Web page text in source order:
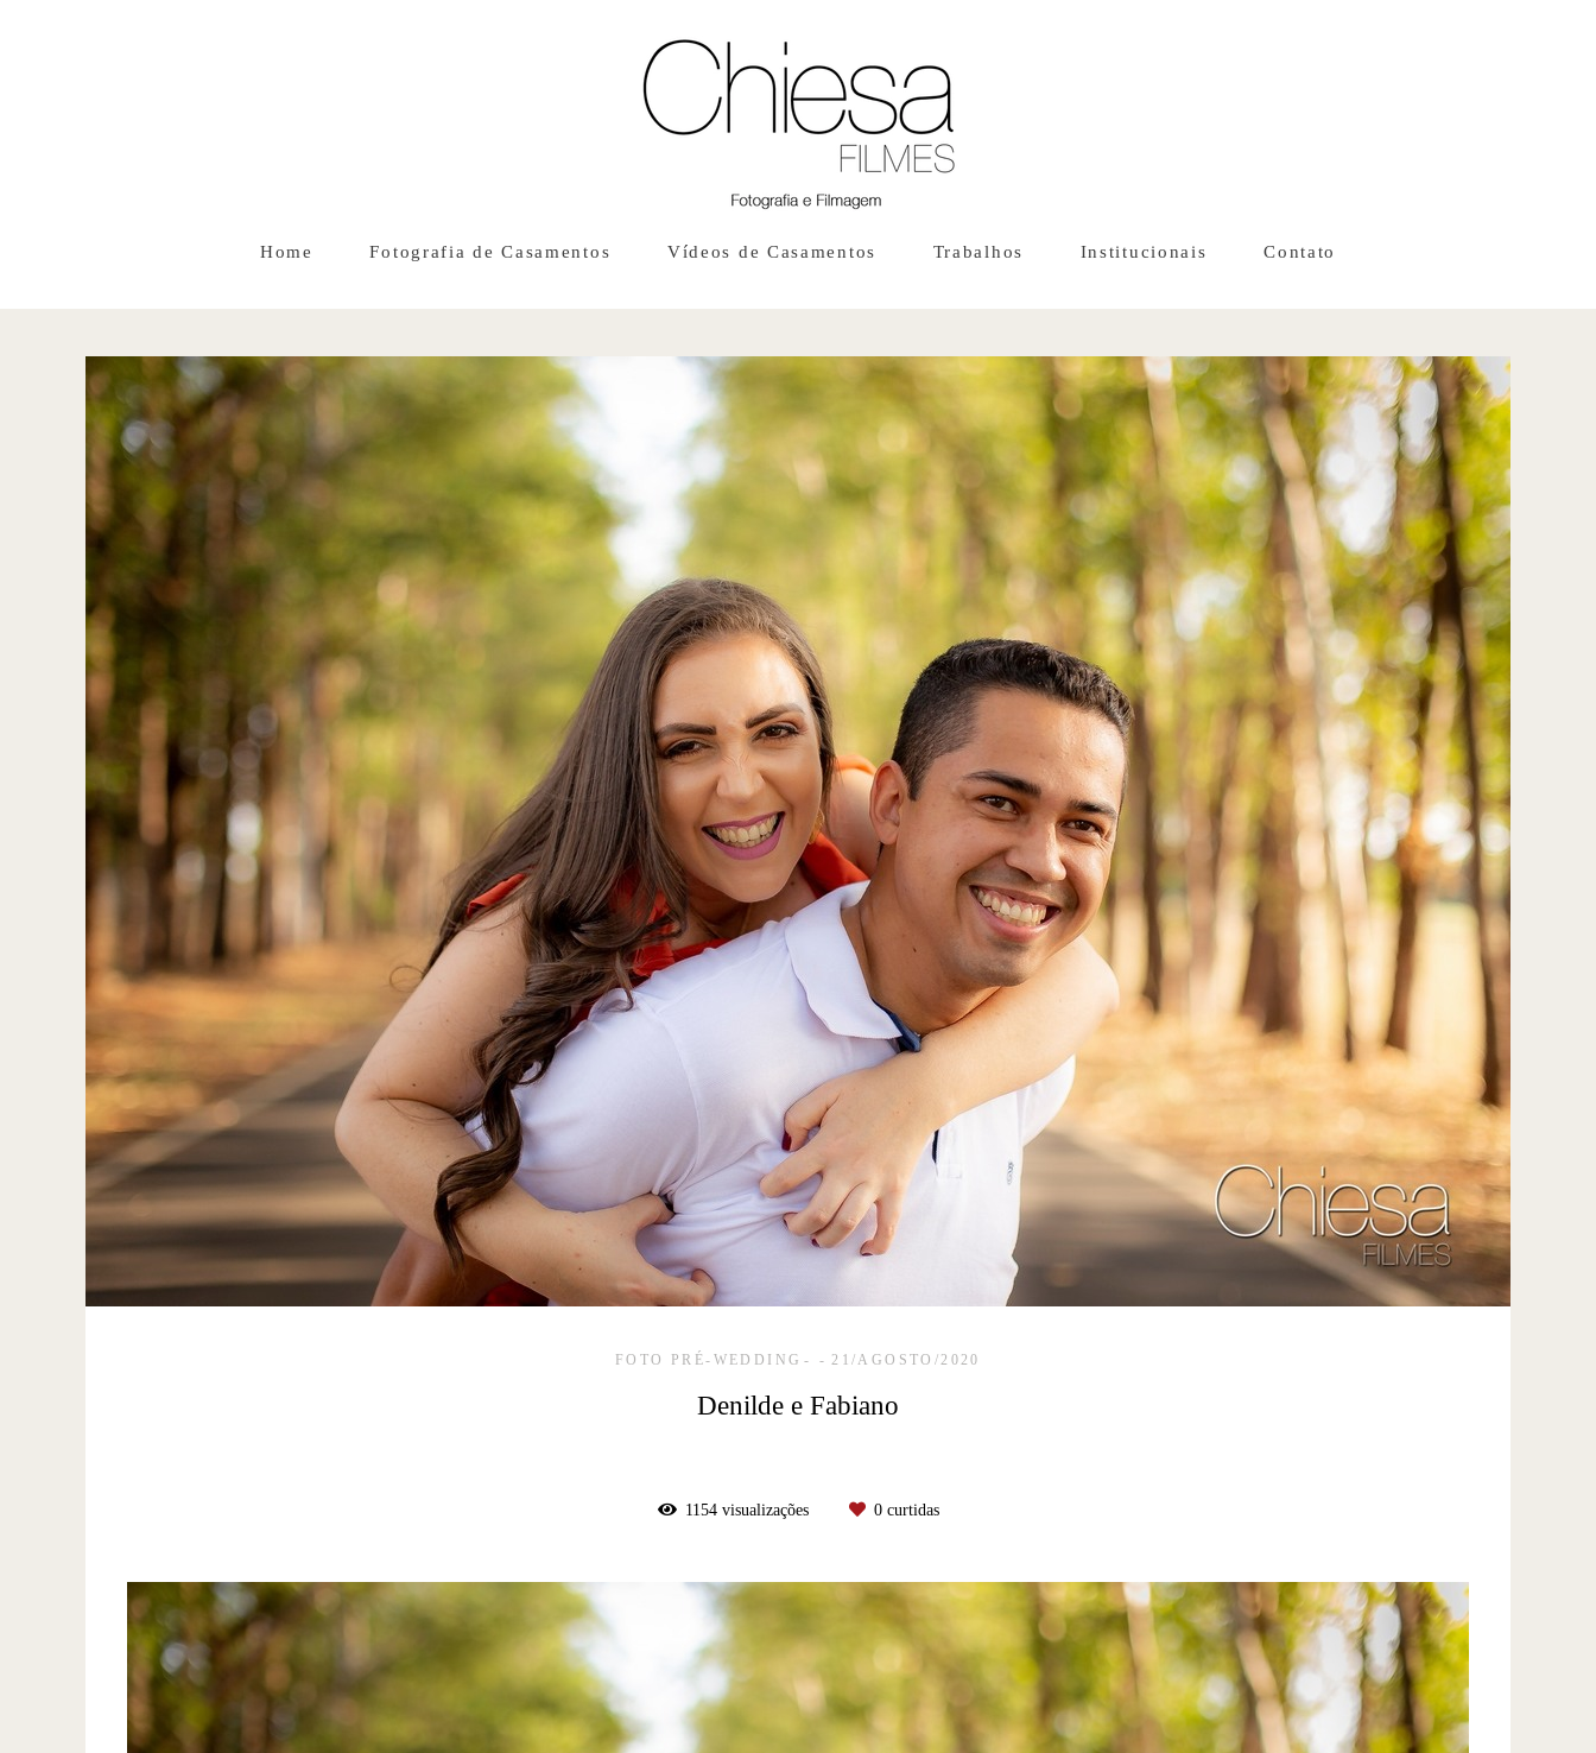
Home Fotografia de Casamentos Vídeos de Casamentos Trabalhos Institucionais Contato
FOTO PRÉ-WEDDING 21/AGOSTO/2020
Denilde e Fabiano
1154visualizações 0curtidas